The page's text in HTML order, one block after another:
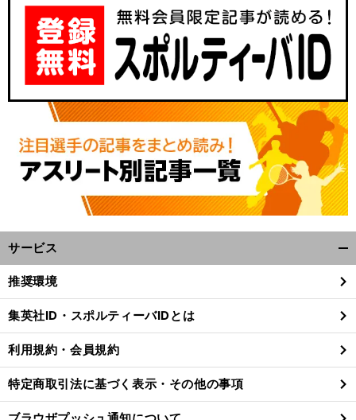
サービス
閉
る
推奨環境
集英社ID・スポルティーバIDとは
利用規約・会員規約
特定商取引法に基づく表示・その他の事項